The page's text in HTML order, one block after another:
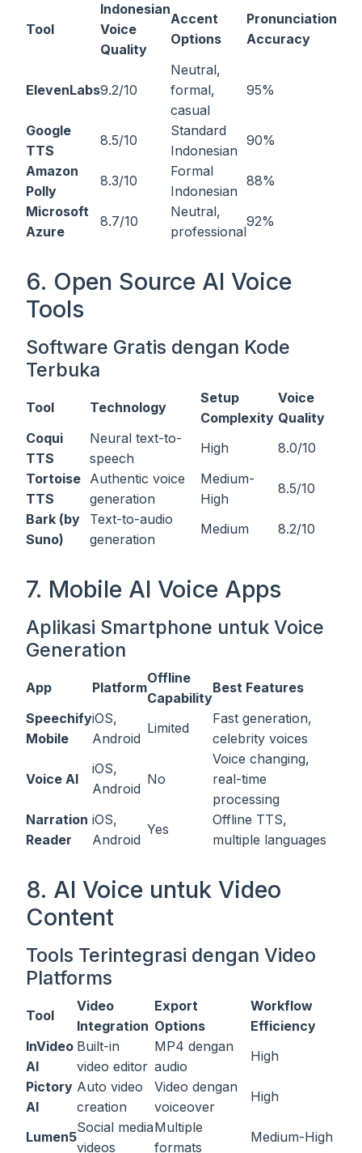
Tool
Indonesian
Voice
Quality
Accent
Options
Pronunciation
Accuracy
ElevenLabs9.2/10
Neutral,
formal,
casual
95%
Google
TTS
8.5/10
Standard
Indonesian
90%
Amazon
Polly
8.3/10
Formal
Indonesian
88%
Microsoft
Azure
8.7/10
Neutral,
professional
92%
6. Open Source AI Voice
Tools
Software Gratis dengan Kode
Terbuka
Tool Technology
Setup
Complexity
Voice
Quality
Coqui
TTS
Neural text-to-
speech
High
8.0/10
Tortoise
TTS
Authentic voice
generation
Medium-
High
8.5/10
Bark (by
Suno)
Text-to-audio
generation
Medium 8.2/10
7. Mobile AI Voice Apps
Aplikasi Smartphone untuk Voice
Generation
App Platform
Offline
Capability
Best Features
Speechify
Mobile
iOS,
Android
Limited
Fast generation,
celebrity voices
Voice AI
iOS,
Android
No
Voice changing,
real-time
processing
Narration
Reader
iOS,
Android
Yes
Offline TTS,
multiple languages
8. AI Voice untuk Video
Content
Tools Terintegrasi dengan Video
Platforms
Tool
Video
Integration
Export
Options
Workflow
Efficiency
InVideo
AI
Built-in
video editor
MP4 dengan
audio
High
Pictory
AI
Auto video
creation
Video dengan
voiceover
High
Lumen5
Social media
videos
Multiple
formats
Medium-High